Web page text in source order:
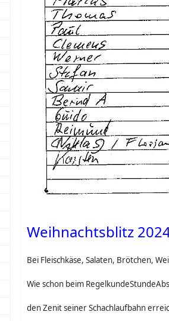
Weihnachtsblitz
Bei Fleischkäse, Salaten, Brötchen,
Wie schon beim
den Zenit seiner Schachlaufbahn